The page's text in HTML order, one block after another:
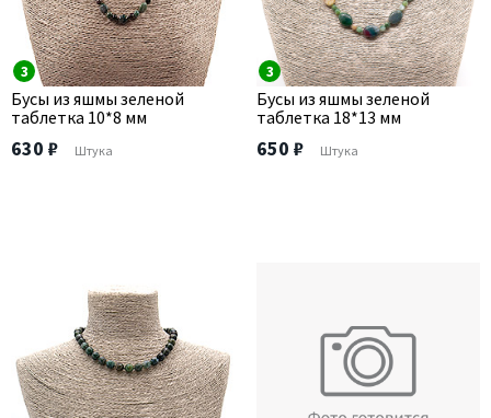
3
Бусы из яшмы зеленой
таблетка 10*8 мм
630 ₽ Штука
3
Бусы из яшмы зеленой
таблетка 18*13 мм
650 ₽ Штука